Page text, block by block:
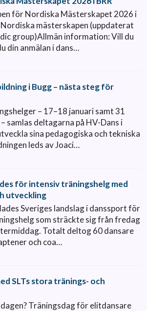
för Nordiska Mästerskapet 2026 i
mästerskapen (uppdaterat
group)Allmän information: Vill du
din anmälan i dans…
i Bugg – nästa steg för
– 17–18 januari samt 31
samlas deltagarna på HV-Dans i
sina pedagogiska och tekniska
leds av Joaci…
för intensiv träningshelg med
utveckling
Sveriges landslag i danssport för
som sträckte sig från fredag
Totalt deltog 60 dansare
och coa…
SLTs stora tränings- och
Träningsdag för elitdansare